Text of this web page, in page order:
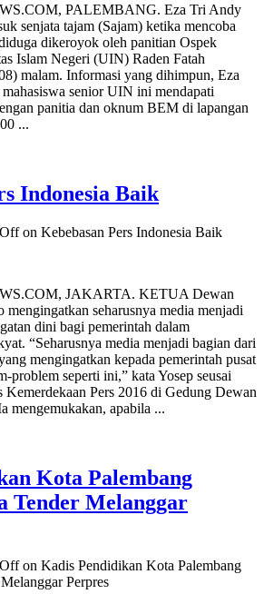
PALEMBANG. Eza Tri Andy
senjata tajam (Sajam) ketika mencoba
dikeroyok oleh panitian Ospek
Islam Negeri (UIN) Raden Fatah
malam. Informasi yang dihimpun, Eza
senior UIN ini mendapati
panitia dan oknum BEM di lapangan
...
Indonesia Baik
on Kebebasan Pers Indonesia Baik
JAKARTA. KETUA Dewan
mengingatkan seharusnya media menjadi
dini bagi pemerintah dalam
“Seharusnya media menjadi bagian dari
mengingatkan kepada pemerintah pusat
problem seperti ini,” kata Yosep seusai
Kemerdekaan Pers 2016 di Gedung Dewan
mengemukakan, apabila ...
Kota Palembang
Tender Melanggar
on Kadis Pendidikan Kota Palembang
Perpres